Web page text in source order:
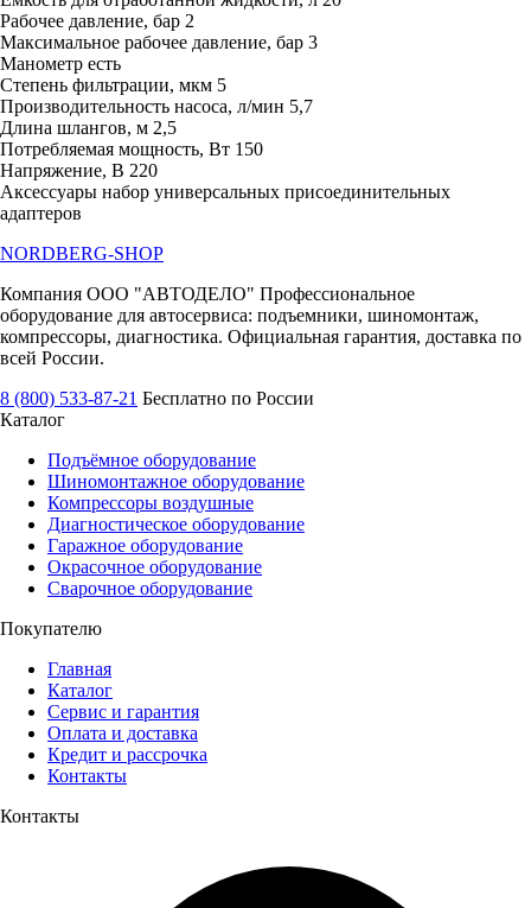
Рабочее давление, бар 2
Максимальное рабочее давление, бар 3
Манометр есть
Степень фильтрации, мкм 5
Производительность насоса, л/мин 5,7
Длина шлангов, м 2,5
Потребляемая мощность, Вт 150
Напряжение, В 220
Аксессуары набор универсальных присоединительных
адаптеров
NORDBERG-SHOP
Компания ООО "АВТОДЕЛО" Профессиональное
оборудование для автосервиса: подъемники, шиномонтаж,
компрессоры, диагностика. Официальная гарантия, доставка по
всей России.
8 (800) 533-87-21 Бесплатно по России
Каталог
Подъёмное оборудование
Шиномонтажное оборудование
Компрессоры воздушные
Диагностическое оборудование
Гаражное оборудование
Окрасочное оборудование
Сварочное оборудование
Покупателю
Главная
Каталог
Сервис и гарантия
Оплата и доставка
Кредит и рассрочка
Контакты
Контакты